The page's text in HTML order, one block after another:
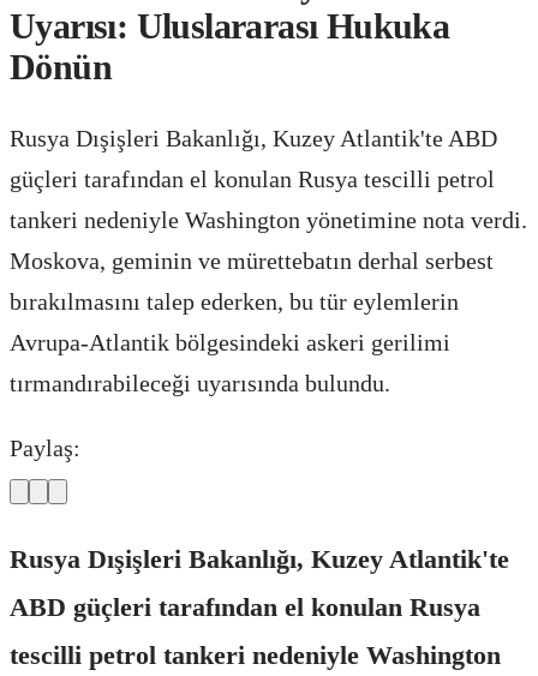
Uyarısı: Uluslararası Hukuka
Dönün
Rusya Dışişleri Bakanlığı, Kuzey Atlantik'te ABD
güçleri tarafından el konulan Rusya tescilli petrol
tankeri nedeniyle Washington yönetimine nota verdi.
Moskova, geminin ve mürettebatın derhal serbest
bırakılmasını talep ederken, bu tür eylemlerin
Avrupa-Atlantik bölgesindeki askeri gerilimi
tırmandırabileceği uyarısında bulundu.
Paylaş:
Rusya Dışişleri Bakanlığı, Kuzey Atlantik'te
ABD güçleri tarafından el konulan Rusya
tescilli petrol tankeri nedeniyle Washington